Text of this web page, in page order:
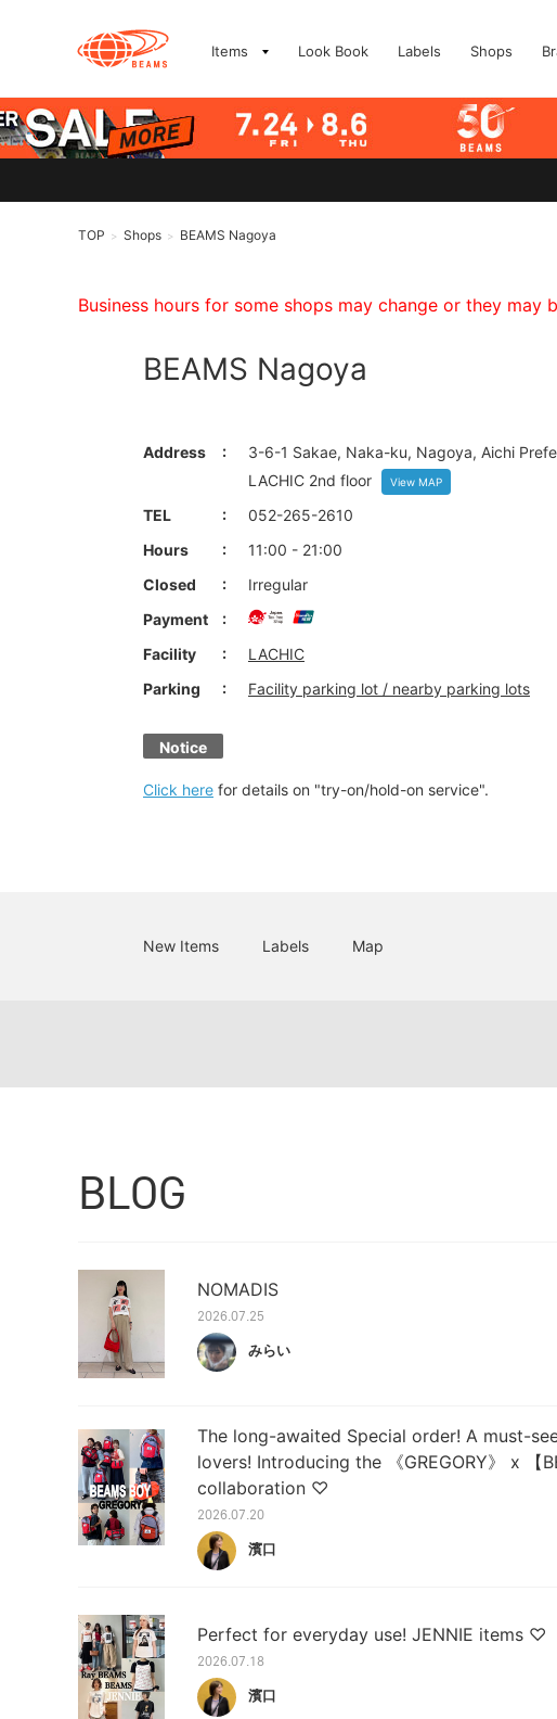
Items Look Book Labels Shops
TOP > Shops > BEAMS Nagoya
Business hours for some shops may change or they
BEAMS Nagoya
Address
3-6-1 Sakae, Naka-ku, Nagoya, Aichi
LACHIC 2nd floor
View MAP
TEL
052-265-2610
Hours
11:00 - 21:00
Closed
Irregular
Payment
Facility
LACHIC
Parking
Facility parking lot / nearby parking lots
Notice
Click here for details on "try-on/hold-on service".
New Items Labels Map
BLOG
NOMADIS
2026.07.25
みらい
The long-awaited Special order! A must-
lovers! Introducing the 《GREGORY》 x 【
collaboration ♡
2026.07.20
濱口
Perfect for everyday use! JENNIE items ♡
2026.07.18
濱口